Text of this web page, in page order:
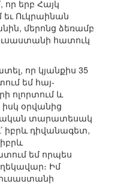
որ երբ Հայկ
եւ Ուկրաինան
մերոնց ձեռամբ
հատուկ
որ կյանքիս 35
եմ հայ-
ոլորտում և
օրվանից
տարատեսակ
իբրև դիվանագետ,
եմ որպես
Իմ